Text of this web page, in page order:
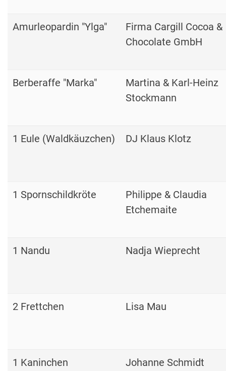
Amurleopardin "Ylga"
Firma Cargill Cocoa &
Chocolate GmbH
Berberaffe "Marka"
Martina & Karl-Heinz
Stockmann
1 Eule (Waldkäuzchen) DJ Klaus Klotz
1 Spornschildkröte
Philippe & Claudia
Etchemaite
1 Nandu Nadja Wieprecht
2 Frettchen Lisa Mau
1 Kaninchen Johanne Schmidt